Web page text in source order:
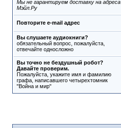
Мы не гарантируем доставку на адреса
Мэйл.Ру
Повторите e-mail адрес
Вы слушаете аудиокниги?
обязательный вопрос, пожалуйста,
отвечайте односложно
Вы точно не бездушный робот?
Давайте проверим.
Пожалуйста, укажите имя и фамилию
графа, написавшего четырехтомник
"Война и мир"